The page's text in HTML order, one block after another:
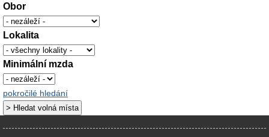
Obor
Lokalita
Minimální mzda
pokročilé hledání